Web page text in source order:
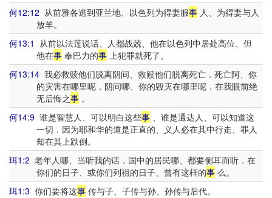
何12:12 从前雅各逃到亚兰地、以色列为得妻服事 人、为得妻与人
放羊。
何13:1 从前以法莲说话、人都战兢、他在以色列中居处高位、但
他在事奉巴力的事上犯罪就死了。
何13:14 我必救赎他们脱离阴间、救赎他们脱离死亡．死亡阿、你
的灾害在哪里呢．阴间哪、你的毁灭在哪里呢．在我眼前绝
无后悔之事。
何14:9 谁是智慧人、可以明白这些事 、谁是通达人、可以知道这
一切．因为耶和华的道是正直的、义人必在其中行走、罪人
却在其上跌倒。
珥1:2 老年人哪、当听我的话．国中的居民哪、都要侧耳而听．在
你们的日子、或你们列祖的日子、曾有这样的事么。
珥1:3 你们要将这事 传与子、子传与孙、孙传与后代。